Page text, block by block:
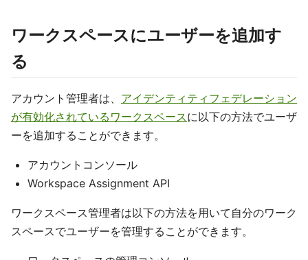
ワークスペースにユーザーを追加す
る
アカウント管理者は、 アイデンティティフェデレーション
が有効化されているワークスペースに以下の方法でユーザ
ーを追加することができます。
アカウントコンソール
Workspace Assignment API
ワークスペース管理者は以下の方法を用いて自分のワーク
スペースでユーザーを管理することができます。